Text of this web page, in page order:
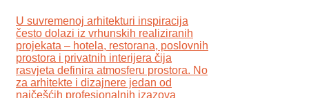
U suvremenoj arhitekturi inspiracija
često dolazi iz vrhunskih realiziranih
projekata – hotela, restorana, poslovnih
prostora i privatnih interijera čija
rasvjeta definira atmosferu prostora. No
za arhitekte i dizajnere jedan od
najčešćih profesionalnih izazova